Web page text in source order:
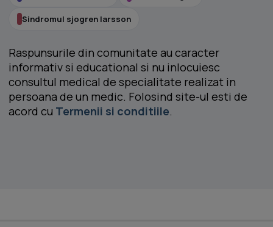
Sindromul sjogren larsson
Raspunsurile din comunitate au caracter
informativ si educational si nu inlocuiesc
consultul medical de specialitate realizat in
persoana de un medic. Folosind site-ul esti de
acord cu Termenii si conditiile.